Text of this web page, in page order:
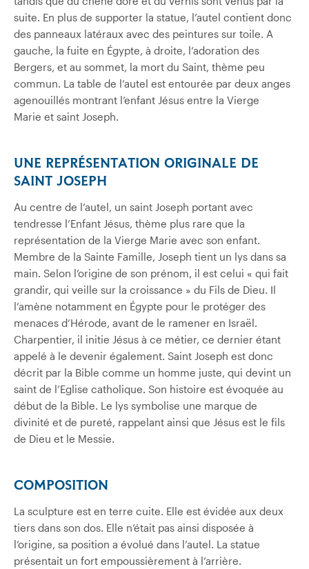
suite. En plus de supporter la statue, l’autel contient donc
des panneaux latéraux avec des peintures sur toile. A
gauche, la fuite en Égypte, à droite, l’adoration des
Bergers, et au sommet, la mort du Saint, thème peu
commun. La table de l’autel est entourée par deux anges
agenouillés montrant l’enfant Jésus entre la Vierge
Marie et saint Joseph.
UNE REPRÉSENTATION ORIGINALE DE
SAINT JOSEPH
Au centre de l’autel, un saint Joseph portant avec
tendresse l’Enfant Jésus, thème plus rare que la
représentation de la Vierge Marie avec son enfant.
Membre de la Sainte Famille, Joseph tient un lys dans sa
main. Selon l’origine de son prénom, il est celui « qui fait
grandir, qui veille sur la croissance » du Fils de Dieu. Il
l’amène notamment en Égypte pour le protéger des
menaces d’Hérode, avant de le ramener en Israël.
Charpentier, il initie Jésus à ce métier, ce dernier étant
appelé à le devenir également. Saint Joseph est donc
décrit par la Bible comme un homme juste, qui devint un
saint de l’Eglise catholique. Son histoire est évoquée au
début de la Bible. Le lys symbolise une marque de
divinité et de pureté, rappelant ainsi que Jésus est le fils
de Dieu et le Messie.
COMPOSITION
La sculpture est en terre cuite. Elle est évidée aux deux
tiers dans son dos. Elle n’était pas ainsi disposée à
l’origine, sa position a évolué dans l’autel. La statue
présentait un fort empoussièrement à l’arrière.